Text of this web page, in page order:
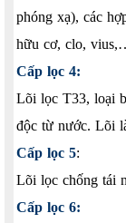
phóng xạ), các
hữu cơ, clo,
Cấp lọc 4:
Lõi lọc T33, loại
độc từ nước. Lõi
Cấp lọc 5:
Lõi lọc chống tái
Cấp lọc 6: